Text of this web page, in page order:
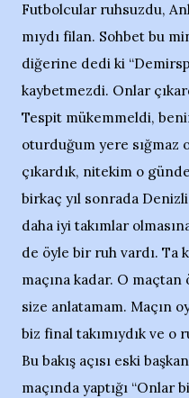
Futbolcular ruhsuzdu,
mıydı filan. Sohbet bu
diğerine dedi ki
kaybetmezdi. Onlar
Tespit mükemmeldi,
oturduğum yere sığmaz
çıkardık, nitekim o
birkaç yıl sonrada
daha iyi takımlar
de öyle bir ruh vardı. Ta
maçına kadar. O
size anlatamam. Maçın
biz final takımıydık ve o
Bu bakış açısı eski
maçında yaptığı “Onlar